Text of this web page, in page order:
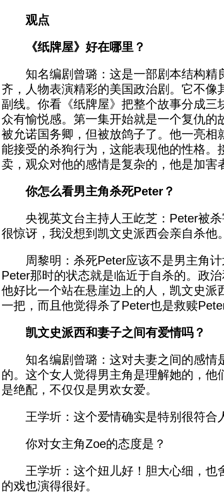
观点
《纸牌屋》好在哪里？
知名编剧曾璐：这是一部剧本结构精
齐，人物表演精彩的美国政治剧。它不像
副线。你看《纸牌屋》把整个故事分成三
众有愉悦感。第一集开始就是一个复仇的
被允诺国务卿，但被放鸽子了。他一亮相
能接受的杀狗行为，这能表现他的性格。
卖，观众对他的感情是复杂的，他是加害
你怎么看男主角杀死Peter？
央视英文台主持人王屹芝：Peter被杀
很惊讶，我没想到凯文史派西会亲自杀他
周黎明：杀死Peter应该不是男主角计
Peter那时的状态就是临近于自杀的。政
他好比一个站在悬崖边上的人，凯文史派
一把，而且他觉得杀了Peter也是救赎
凯文史派西和妻子之间有爱情吗？
知名编剧曾璐：这对夫妻之间的感情
的。这个女人觉得男主角是理解她的，他
是绝配，不仅仅是男欢女爱。
王学圻：这个爱情确实是特别很符合
你对女主角Zoe的态度是？
王学圻：这个妞儿好！胆大心细，也
的戏也演得很好。